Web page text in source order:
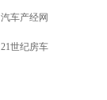
汽车产经网
21世纪房车